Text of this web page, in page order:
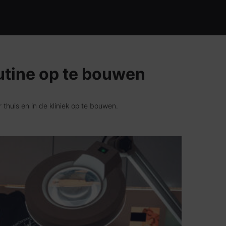
op te bouwen
en in de kliniek op te bouwen.